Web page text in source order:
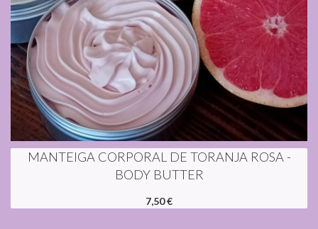
MANTEIGA CORPORAL DE TORANJA ROSA -
BODY BUTTER
7,50 €